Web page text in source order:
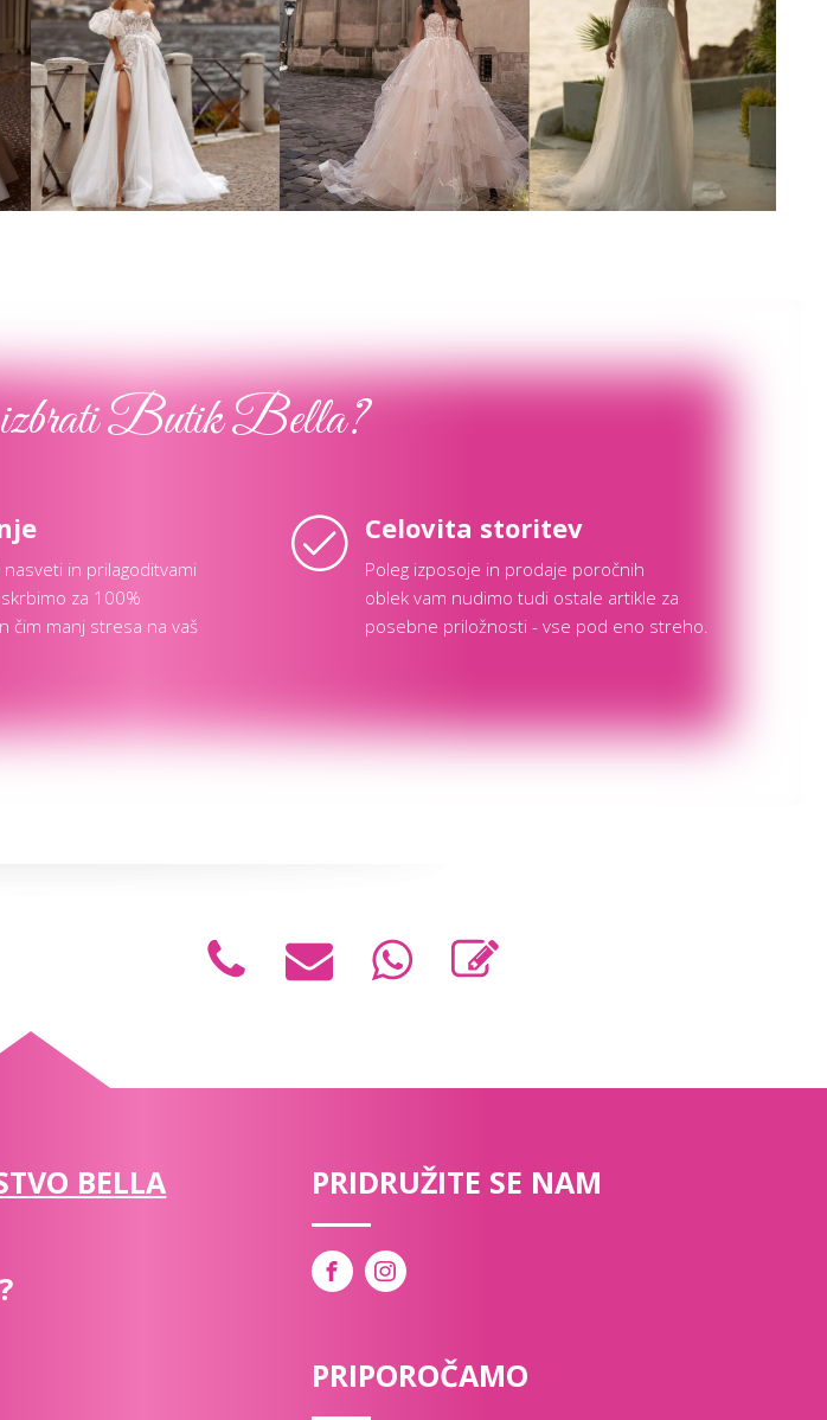
Poročna obleka 010
Poglej več
Poročna obleka 51
Poglej več
Poročna obleka 41
Poglej več
izbrati Butik Bella?
in prilagoditvami
za 100%
čim manj stresa na vaš
Celovita storitev
Poleg izposoje in prodaje poročnih
oblek vam nudimo tudi ostale artikle za
posebne priložnosti - vse pod eno streho.
BELLA PRIDRUŽITE SE NAM
PRIPOROČAMO